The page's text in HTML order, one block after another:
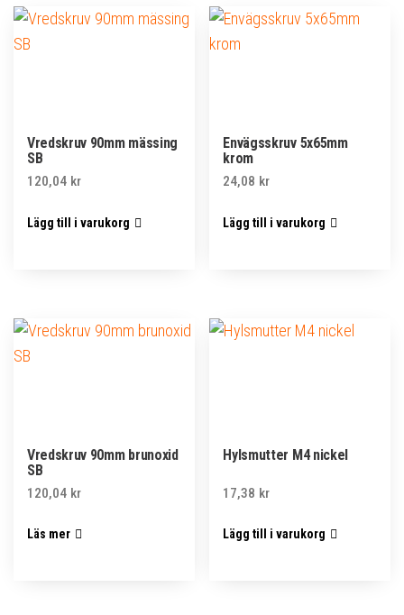
Vredskruv 90mm mässing
SB
120,04 kr
Lägg till i varukorg
Envägsskruv 5x65mm
krom
24,08 kr
Lägg till i varukorg
Vredskruv 90mm brunoxid
SB
120,04 kr
Läs mer
Hylsmutter M4 nickel
17,38 kr
Lägg till i varukorg